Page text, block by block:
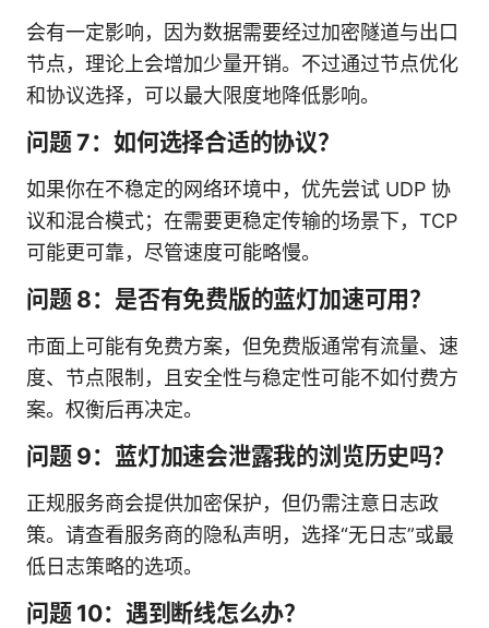
会有一定影响，因为数据需要经过加密隧道与出口
节点，理论上会增加少量开销。不过通过节点优化
和协议选择，可以最大限度地降低影响。
问题 7：如何选择合适的协议？
如果你在不稳定的网络环境中，优先尝试 UDP 协
议和混合模式；在需要更稳定传输的场景下，TCP
可能更可靠，尽管速度可能略慢。
问题 8：是否有免费版的蓝灯加速可用？
市面上可能有免费方案，但免费版通常有流量、速
度、节点限制，且安全性与稳定性可能不如付费方
案。权衡后再决定。
问题 9：蓝灯加速会泄露我的浏览历史吗？
正规服务商会提供加密保护，但仍需注意日志政
策。请查看服务商的隐私声明，选择“无日志”或最
低日志策略的选项。
问题 10：遇到断线怎么办？